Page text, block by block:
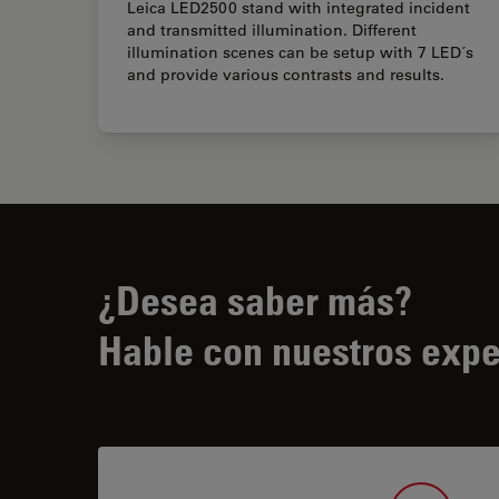
Leica LED2500 stand with integrated incident
and transmitted illumination. Different
illumination scenes can be setup with 7 LED´s
and provide various contrasts and results.
¿Desea saber más?
Hable con nuestros